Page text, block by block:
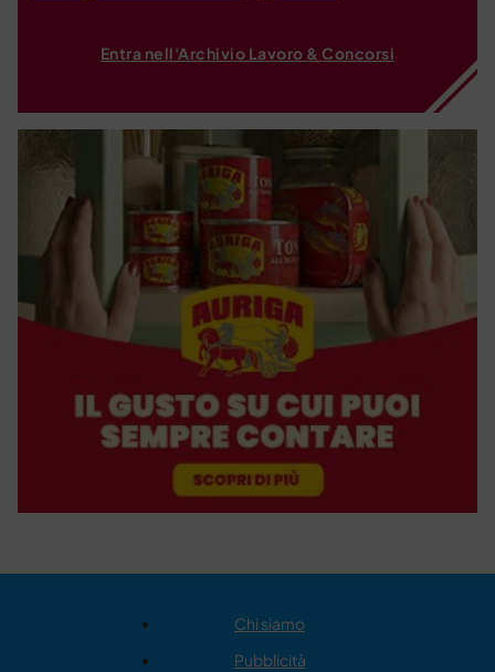
Entra nell'Archivio Lavoro & Concorsi
Chi siamo
Pubblicità